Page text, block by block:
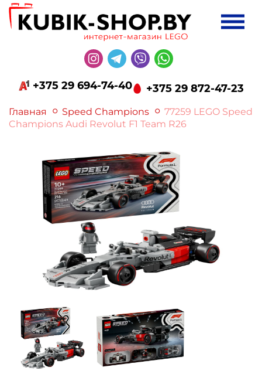
+375 29 694-74-40 +375 29 872-47-23
Главная Speed Champions
77259 LEGO Speed
Champions Audi Revolut F1 Team R26